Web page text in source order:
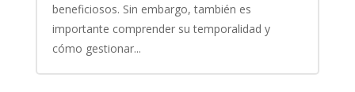
beneficiosos. Sin embargo, también es
importante comprender su temporalidad y
cómo gestionar...